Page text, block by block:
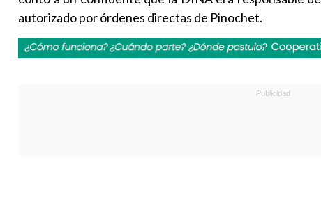
autorizado por órdenes directas de Pinochet.